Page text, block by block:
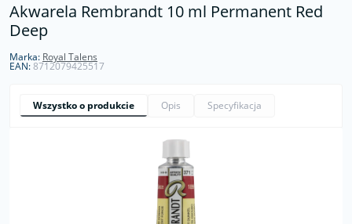
Akwarela Rembrandt 10 ml Permanent Red
Deep
Marka: Royal Talens
EAN:8712079425517
Wszystko o produkcie Opis Specyfikacja